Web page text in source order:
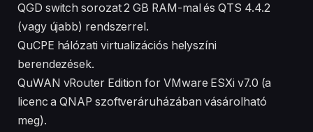
QGD switch sorozat 2 GB RAM-mal és QTS 4.4.2
(vagy újabb) rendszerrel.
QuCPE hálózati virtualizációs helyszíni
berendezések.
QuWAN vRouter Edition for VMware ESXi v7.0 (a
licenc a QNAP szoftveráruházában vásárolható
meg).